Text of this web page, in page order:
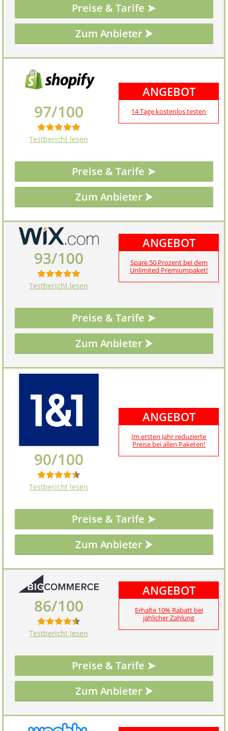
Preise & Tarife ➤
97/100
Testbericht lesen
ANGEBOT
14 Tage kostenlos testen
Preise & Tarife ➤
93/100
Testbericht lesen
ANGEBOT
Spare 50 Prozent bei dem
Unlimited Premiumpaket!
Preise & Tarife ➤
90/100
Testbericht lesen
ANGEBOT
Im ersten Jahr reduzierte
Preise bei allen Paketen!
Preise & Tarife ➤
86/100
Testbericht lesen
ANGEBOT
Erhalte 10% Rabatt bei
jählicher Zahlung
Preise & Tarife ➤